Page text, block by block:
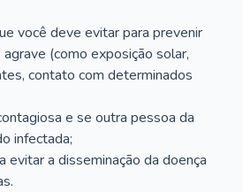
você deve evitar para prevenir
(como exposição solar,
contato com determinados
e se outra pessoa da
infectada;
evitar a disseminação da doença